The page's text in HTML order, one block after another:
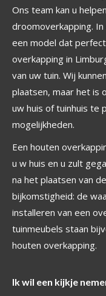
Ons team kan u
droomoverkapping.
een model dat
overkapping in
van uw tuin. Wij
plaatsen, maar het is
uw huis of tuinhuis te
mogelijkheden.
Een houten
u w huis en u zult
na het plaatsen van
bijkomstigheid: de
installeren van een
tuinmeubels staan
houten overkapping.
Ik wil een kijkje